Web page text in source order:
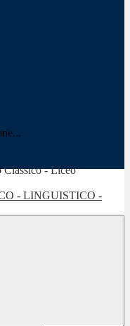
- LINGUISTICO -